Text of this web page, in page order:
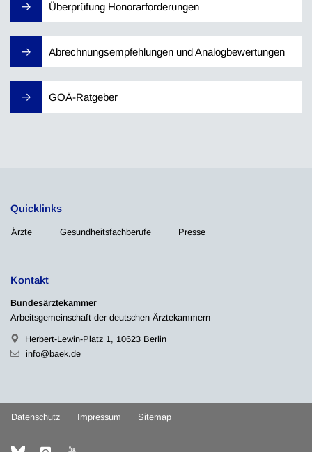
Überprüfung Honorarforderungen
Abrechnungsempfehlungen und Analogbewertungen
GOÄ-Ratgeber
Quicklinks
Ärzte Gesundheitsfachberufe Presse
Kontakt
Bundesärztekammer
Arbeitsgemeinschaft der deutschen Ärztekammern
Herbert-Lewin-Platz 1, 10623 Berlin
info@baek.de
Datenschutz Impressum Sitemap